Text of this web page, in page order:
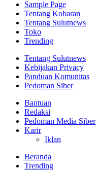
Sample Page
Tentang Kobaran
Tentang Sulutnews
Toko
Trending
Tentang Sulutnews
Kebijakan Privacy
Panduan Komunitas
Pedoman Siber
Bantuan
Redaksi
Pedoman Media Siber
Karir
Iklan
Beranda
Trending